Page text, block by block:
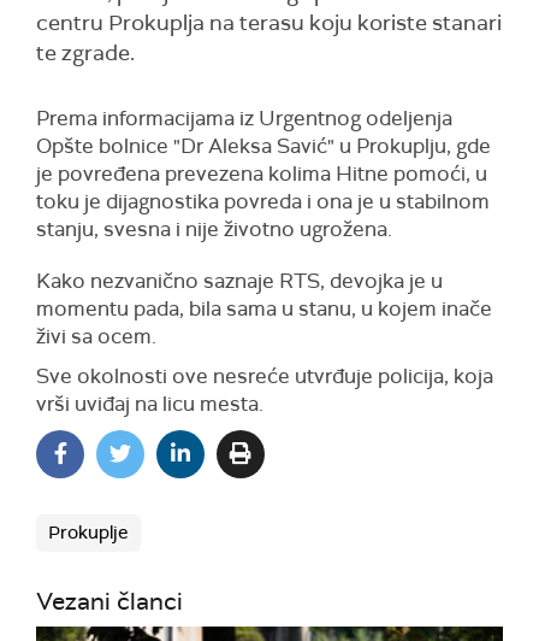
centru Prokuplja na terasu koju koriste stanari
te zgrade.
Prema informacijama iz Urgentnog odeljenja
Opšte bolnice "Dr Aleksa Savić" u Prokuplju, gde
je povređena prevezena kolima Hitne pomoći, u
toku je dijagnostika povreda i ona je u stabilnom
stanju, svesna i nije životno ugrožena.
Kako nezvanično saznaje RTS, devojka je u
momentu pada, bila sama u stanu, u kojem inače
živi sa ocem.
Sve okolnosti ove nesreće utvrđuje policija, koja
vrši uviđaj na licu mesta.
Prokuplje
Vezani članci